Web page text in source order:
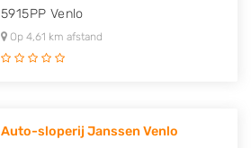
5915PP Venlo
Op 4,61 km afstand
Auto-sloperij Janssen Venlo